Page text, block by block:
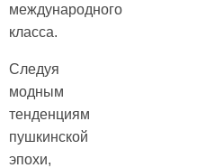
международного
класса.
Следуя
модным
тенденциям
пушкинской
эпохи,